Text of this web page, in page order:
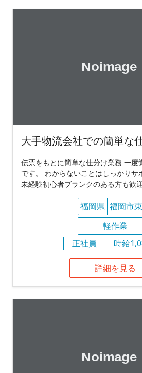
大手物流会社での簡単な
伝票をもとに簡単な仕分け業務 一度
です。 わからないことはしっかりサ
未経験初心者ブランクのある方も歓
福岡県 福岡市
軽作業
正社員
時給
詳細を見る